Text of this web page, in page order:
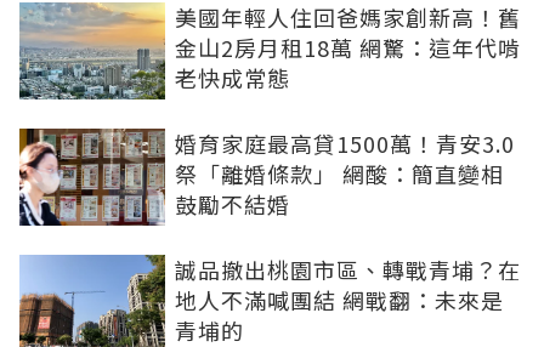
美國年輕人住回爸媽家創新高！舊
金山2房月租18萬 網驚：這年代啃
老快成常態
婚育家庭最高貸1500萬！青安3.0
祭「離婚條款」 網酸：簡直變相
鼓勵不結婚
誠品撤出桃園市區、轉戰青埔？在
地人不滿喊團結 網戰翻：未來是
青埔的